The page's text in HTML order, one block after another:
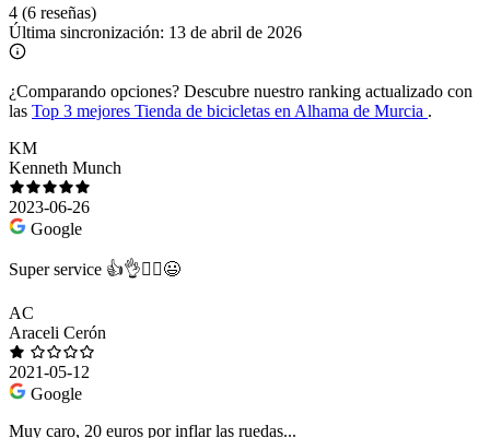
4 (6 reseñas)
Última sincronización: 13 de abril de 2026
¿Comparando opciones? Descubre nuestro ranking actualizado con
las Top 3 mejores Tienda de bicicletas en Alhama de Murcia .
KM
Kenneth Munch
2023-06-26
Google
Super service 👍👌🚴‍♂️😃
AC
Araceli Cerón
2021-05-12
Google
Muy caro, 20 euros por inflar las ruedas...